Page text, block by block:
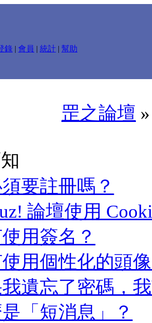
錄 | 會員 | 統計 | 幫助
罡之論壇
要註冊嗎？
論壇使用
用簽名？
用個性化的頭
遺忘了密碼，
「短消息」？